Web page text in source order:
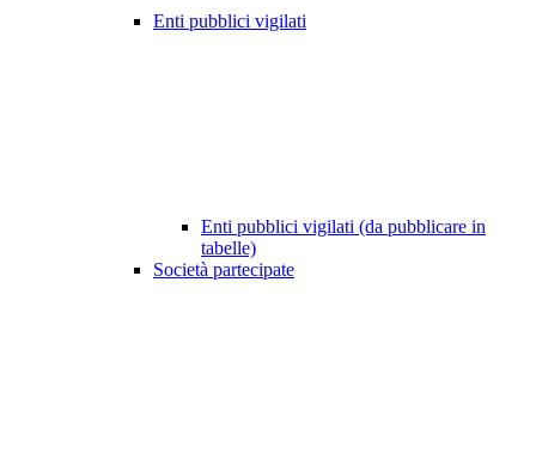
Enti pubblici vigilati
Enti pubblici vigilati (da pubblicare in
tabelle)
Società partecipate